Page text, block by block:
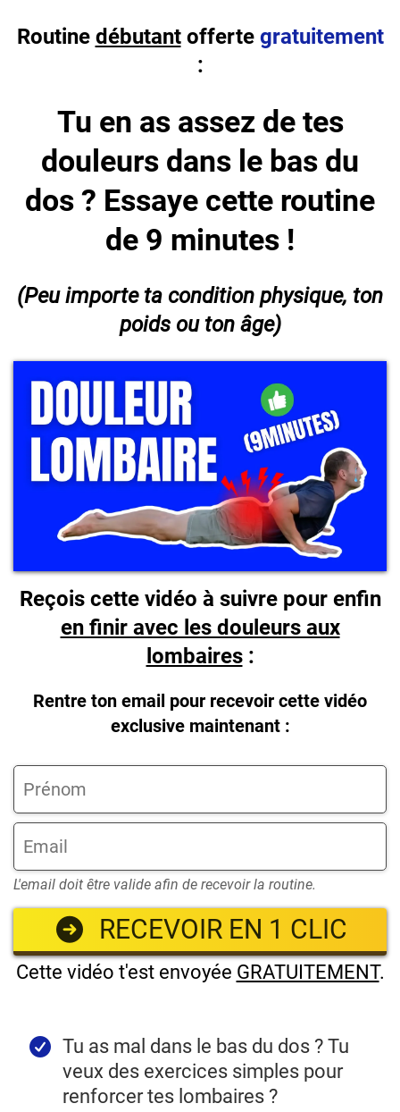
Routine débutantofferte gratuitement
:
Tu en as assez de tes
douleurs dans le bas du
dos ? Essaye cette routine
de 9 minutes !
(Peu importe ta condition physique, ton
poids ou ton âge)
Reçois cette vidéo à suivre pour enfin
en finir avec les douleurs aux
lombaires:
Rentre ton email pour recevoir cette vidéo
exclusive maintenant :
L'email doit être valide afin de recevoir la routine.
RECEVOIR EN 1 CLIC
Cette vidéo t'est envoyée GRATUITEMENT.
Tu as mal dans le bas du dos ? Tu
veux des exercices simples pour
renforcer tes lombaires ?